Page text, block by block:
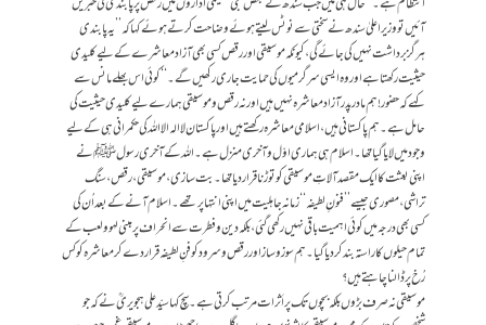
آئیں تو وزیراعلیٰ سندھ نے سختی سے نوٹس لیتے ہوئے وضاحت کرتے ہوئے کہا کہ ’’یہ پابندی
ہرگز برداشت نہیں کی جائے گی، کیونکہ موسیقی اور رقص کسی بھی آزاد معاشرے کے لیے کلیدی
حیثیت رکھتا ہے اور وہ ایسی سرگرمیوں کی حمایت جاری رکھیں گے۔‘‘ کوئی اس بھلے مانس سے
کہے کہ حضور! ہم مادر پدر آزاد معاشرہ نہیں ہیں اور نہ رقص و موسیقی ہمارے لیے کلیدی حیثیت کی
حامل ہے۔ ہم پاکستانی ہیں، اسلامی معاشرہ رکھتے ہیں اور پاکستان لاالہ الااللہ کی حکمرانی ہی کے لیے
وجود میں لایا گیا تھا۔ اسلام ہی ہماری اوّل و آخری منزل ہے۔ اللہ کے آخری رسول ﷺ نے
اپنی بعثت کا ایک مقصد آلاتِ موسیقی کو توڑنا قرار دیا تھا۔ بت سازی، موسیقی، رقص، سنگ
تراشی، مصوری جیسے’’ فنونِ لطیفہ‘‘ زمانہ جاہلیت میں اپنی انتہا پر تھے۔ اسلام آنے کے بعد اُن کی
کسی بھی درجہ میں کوئی اہمیت باقی نہیں رکھی گئی، بلکہ دین و فطرت سے انحراف پر مبنی لہوولعب کے
تمام حیلوں کا راستہ بند کر دیا گیا۔ ہم سوزوساز اور رقص و سرود کو فنِ لطیفہ قراردے کر معاشرہ کو کس
رُخ پر ڈالنا چاہتے ہیں؟
موسیقی نہ صرف بڑوں بلکہ بچوں تک پر اَثرات مرتب کرتی ہے۔ سچ کہا سیّدعلی ہجویریؒ نے کہ جو